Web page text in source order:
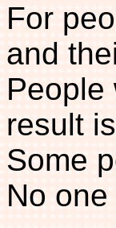
For
and
People
result
Some
No